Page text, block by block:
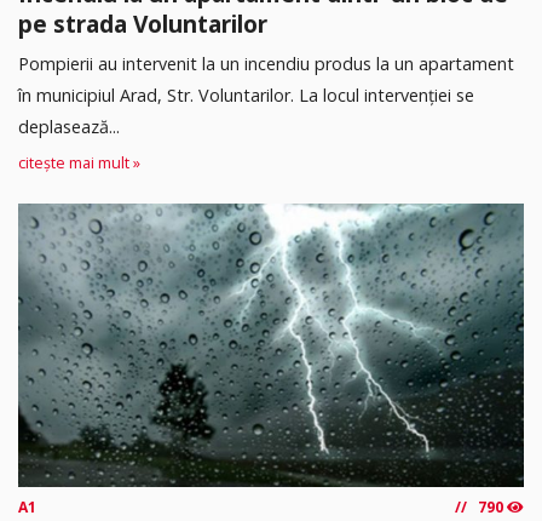
pe strada Voluntarilor
Pompierii au intervenit la un incendiu produs la un apartament
în municipiul Arad, Str. Voluntarilor. La locul intervenției se
deplasează...
citește mai mult »
A1 790